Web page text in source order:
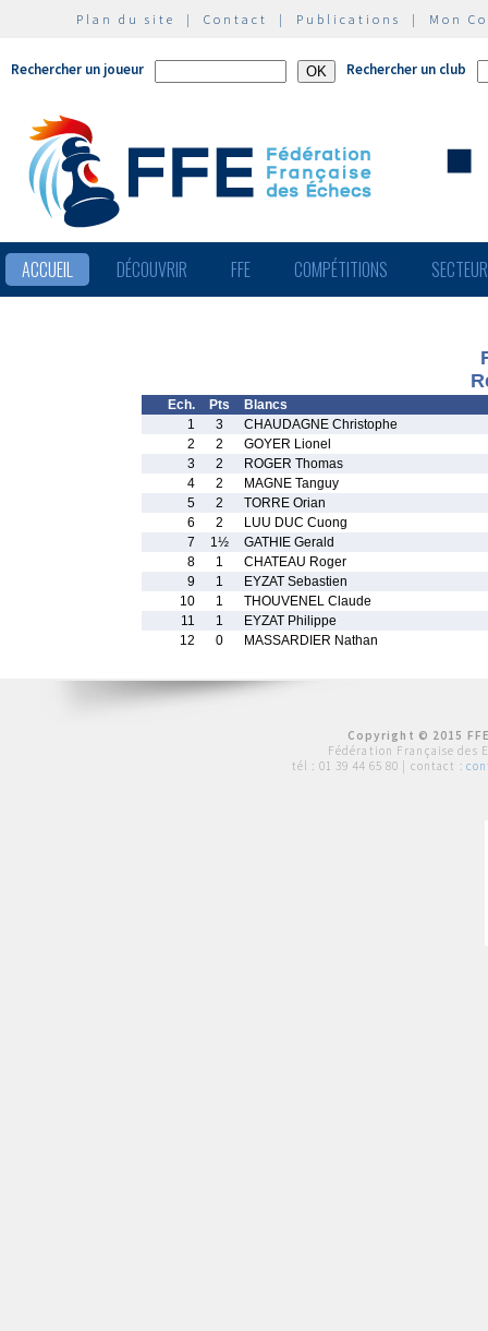
Plan du site | Contact | Publications | Mon
Rechercher un joueur Rechercher un club
ACCUEIL DÉCOUVRIR FFE COMPÉTITIONS
Ech. Pts
Blancs
1
3
CHAUDAGNE Christophe
2
2
GOYER Lionel
3
2
ROGER Thomas
4
2
MAGNE Tanguy
5
2
TORRE Orian
6
2
LUU DUC Cuong
7
1½
GATHIE Gerald
8
1
CHATEAU Roger
9
1
EYZAT Sebastien
10
1
THOUVENEL Claude
11
1
EYZAT Philippe
12
0 MASSARDIER Nathan
Copyright © 2015
Fédération Française des
tél : 01 39 44 65 80 | contact :